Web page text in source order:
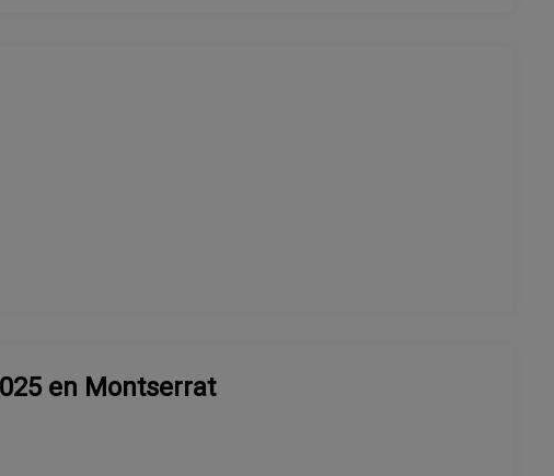
en Montserrat